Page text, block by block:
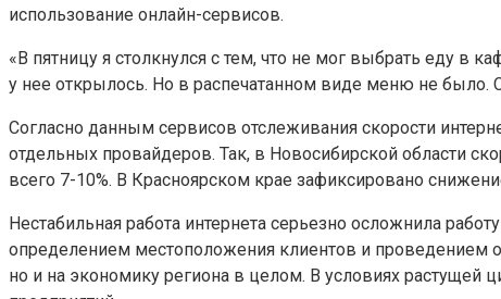
использование онлайн-сервисов.
«В пятницу я столкнулся с тем, что не мог выбрать еду в
у нее открылось. Но в распечатанном виде меню не было.
Согласно данным сервисов отслеживания скорости
отдельных провайдеров. Так, в Новосибирской области
всего 7-10%. В Красноярском крае зафиксировано
Нестабильная работа интернета серьезно осложнила
определением местоположения клиентов и проведением
но и на экономику региона в целом. В условиях растущей